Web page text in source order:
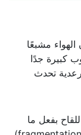
مشبعًا
كبيرة جدًا
تحدث
بفعل ما